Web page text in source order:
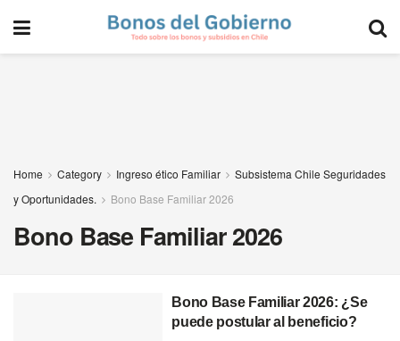
Home Category Ingreso ético Familiar
Subsistema Chile Seguridades
y Oportunidades.
Bono Base Familiar 2026
Bono Base Familiar 2026
Bono Base Familiar 2026: ¿Se
puede postular al beneficio?